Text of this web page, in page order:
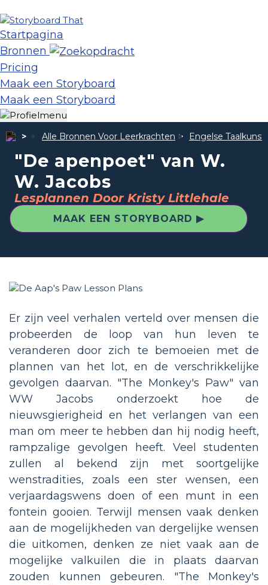
Startpagina
Bronnen
Pricing
Maak een Storyboard
Maak een Storyboard
Alle Bronnen Voor Leerkrachten Engelse Taalkunst
"De apenpoet" van W.
W. Jacobs
Lesplannen Door Kristy Littlehale
MAAK EEN STORYBOARD ▶
Er zijn veel verhalen verteld over mensen die
probeerden de loop van hun leven te
veranderen door zich te bemoeien met de
plannen van het lot, en de verschrikkelijke
gevolgen daarvan. "The Monkey's Paw" van
WW Jacobs onderzoekt hoe de
nieuwsgierigheid en het verlangen van een
man om meer te hebben dan hij nodig heeft,
rampzalige gevolgen heeft. Veel studenten
zullen al bekend zijn met soortgelijke
wenstradities, zoals een ster wensen, een
verjaardagswens doen of een munt in een
fontein gooien. Terwijl mensen vaak denken
aan de mogelijkheden van dergelijke wensen
die uitkomen, denken ze niet vaak aan de
mogelijke valkuilen die in plaats daarvan
zouden kunnen gebeuren. "The Monkey's